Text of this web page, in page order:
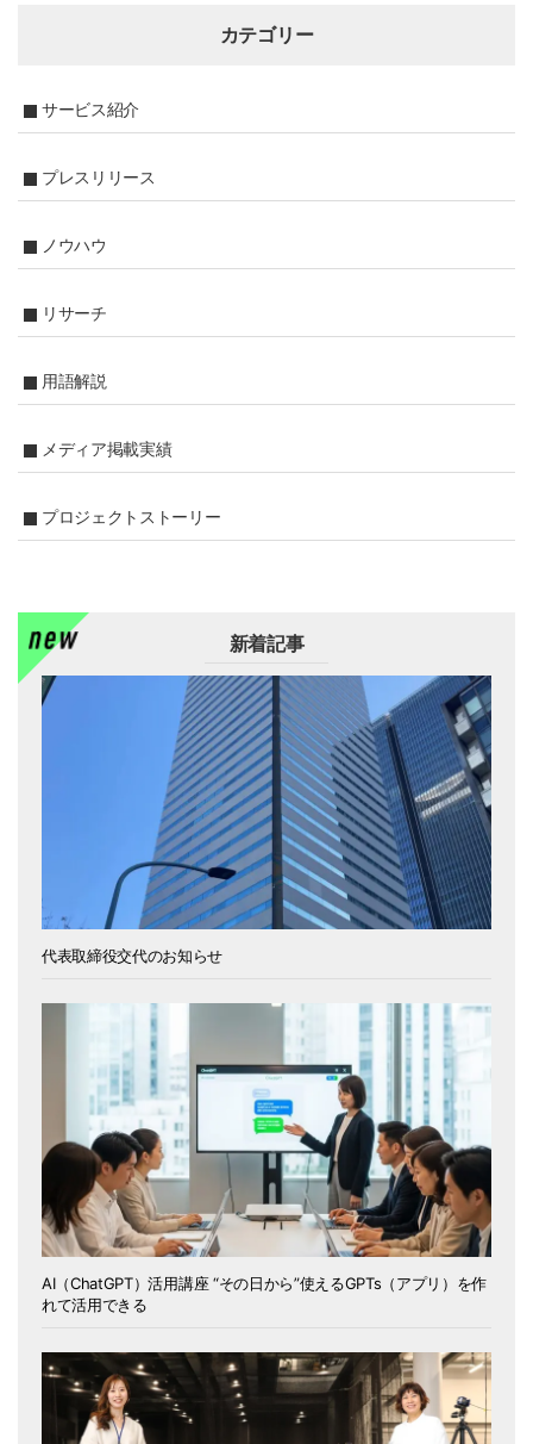
カテゴリー
サービス紹介
プレスリリース
ノウハウ
リサーチ
用語解説
メディア掲載実績
プロジェクトストーリー
新着記事
代表取締役交代のお知らせ
AI（ChatGPT）活用講座 “その日から”使えるGPTs（アプリ）を作
れて活用できる